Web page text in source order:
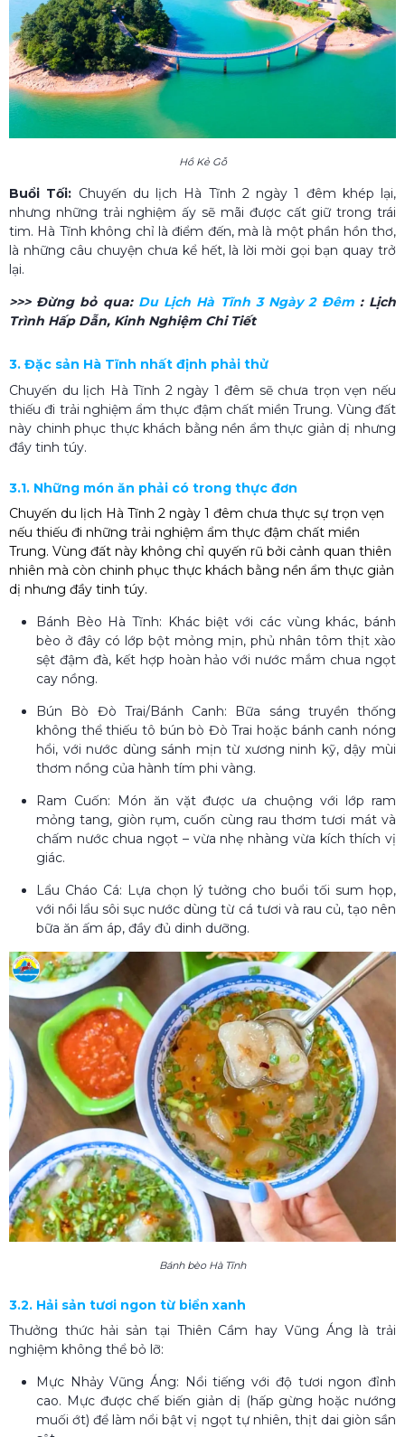
Hồ Kẻ Gỗ
Buổi Tối: Chuyến du lịch Hà Tĩnh 2 ngày 1 đêm khép lại,
nhưng những trải nghiệm ấy sẽ mãi được cất giữ trong trái
tim. Hà Tĩnh không chỉ là điểm đến, mà là một phần hồn thơ,
là những câu chuyện chưa kể hết, là lời mời gọi bạn quay trở
lại.
>>> Đừng bỏ qua: Du Lịch Hà Tĩnh 3 Ngày 2 Đêm: Lịch
Trình Hấp Dẫn, Kinh Nghiệm Chi Tiết
3. Đặc sản Hà Tĩnh nhất định phải thử
Chuyến du lịch Hà Tĩnh 2 ngày 1 đêm sẽ chưa trọn vẹn nếu
thiếu đi trải nghiệm ẩm thực đậm chất miền Trung. Vùng đất
này chinh phục thực khách bằng nền ẩm thực giản dị nhưng
đầy tinh túy.
3.1. Những món ăn phải có trong thực đơn
Chuyến du lịch Hà Tĩnh 2 ngày 1 đêm chưa thực sự trọn vẹn
nếu thiếu đi những trải nghiệm ẩm thực đậm chất miền
Trung. Vùng đất này không chỉ quyến rũ bởi cảnh quan thiên
nhiên mà còn chinh phục thực khách bằng nền ẩm thực giản
dị nhưng đầy tinh túy.
Bánh Bèo Hà Tĩnh: Khác biệt với các vùng khác, bánh
bèo ở đây có lớp bột mỏng mịn, phủ nhân tôm thịt xào
sệt đậm đà, kết hợp hoàn hảo với nước mắm chua ngọt
cay nồng.
Bún Bò Đò Trai/Bánh Canh: Bữa sáng truyền thống
không thể thiếu tô bún bò Đò Trai hoặc bánh canh nóng
hổi, với nước dùng sánh mịn từ xương ninh kỹ, dậy mùi
thơm nồng của hành tím phi vàng.
Ram Cuốn: Món ăn vặt được ưa chuộng với lớp ram
mỏng tang, giòn rụm, cuốn cùng rau thơm tươi mát và
chấm nước chua ngọt – vừa nhẹ nhàng vừa kích thích vị
giác.
Lẩu Cháo Cá: Lựa chọn lý tưởng cho buổi tối sum họp,
với nồi lẩu sôi sục nước dùng từ cá tươi và rau củ, tạo nên
bữa ăn ấm áp, đầy đủ dinh dưỡng.
Bánh bèo Hà Tĩnh
3.2. Hải sản tươi ngon từ biển xanh
Thưởng thức hải sản tại Thiên Cầm hay Vũng Áng là trải
nghiệm không thể bỏ lỡ:
Mực Nhảy Vũng Áng: Nổi tiếng với độ tươi ngon đỉnh
cao. Mực được chế biến giản dị (hấp gừng hoặc nướng
muối ớt) để làm nổi bật vị ngọt tự nhiên, thịt dai giòn sần